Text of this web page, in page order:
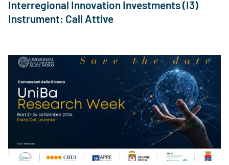
Interregional Innovation Investments (I3)
Instrument: Call Attive